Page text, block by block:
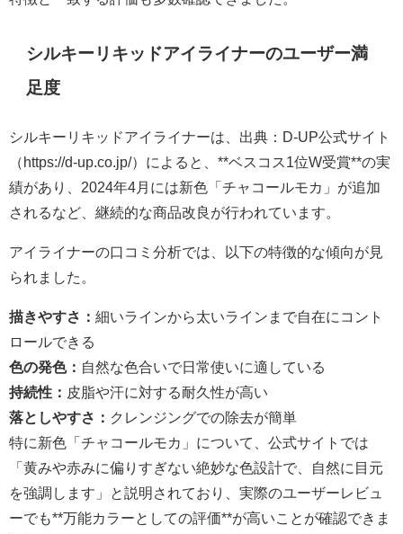
シルキーリキッドアイライナーのユーザー満
足度
シルキーリキッドアイライナーは、出典：D-UP公式サイト
（https://d-up.co.jp/）によると、**ベスコス1位W受賞**の実
績があり、2024年4月には新色「チャコールモカ」が追加
されるなど、継続的な商品改良が行われています。
アイライナーの口コミ分析では、以下の特徴的な傾向が見
られました。
描きやすさ： 細いラインから太いラインまで自在にコント
ロールできる
色の発色： 自然な色合いで日常使いに適している
持続性： 皮脂や汗に対する耐久性が高い
落としやすさ： クレンジングでの除去が簡単
特に新色「チャコールモカ」について、公式サイトでは
「黄みや赤みに偏りすぎない絶妙な色設計で、自然に目元
を強調します」と説明されており、実際のユーザーレビュ
ーでも**万能カラーとしての評価**が高いことが確認できま